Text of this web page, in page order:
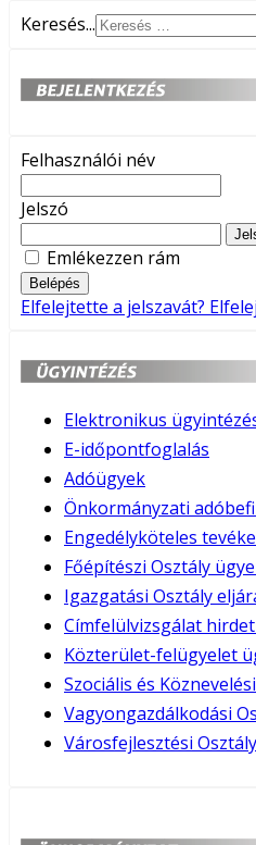
Keresés...
Felhasználói név
Jelszó
Emlékezzen rám
Belépés
Elfelejtette a jelszavát?
Elektronikus
E-időpontfoglalás
Adóügyek
Önkormányzati
Engedélyköteles
Főépítészi Osztály
Igazgatási Osztály
Címfelülvizsgálat
Közterület-felügyelet
Szociális és
Vagyongazdálkodási
Városfejlesztési Osztály